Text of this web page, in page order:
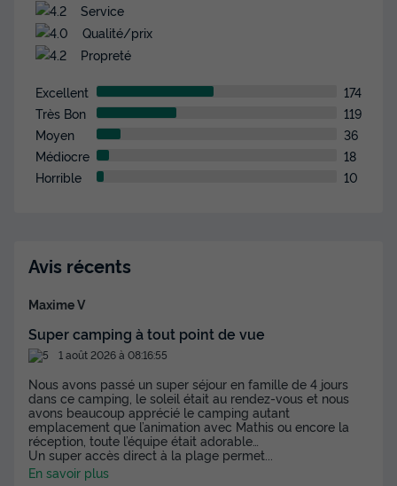
Service
Qualité/prix
Propreté
Excellent
174
Très Bon
119
Moyen
36
Médiocre
18
Horrible
10
Avis récents
Maxime V
Super camping à tout point de vue
1 août 2026 à 08:16:55
Nous avons passé un super séjour en famille de 4 jours
dans ce camping, le soleil était au rendez-vous et nous
avons beaucoup apprécié le camping autant
emplacement que l’animation avec Mathis ou encore la
réception, toute l’équipe était adorable…
Un super accès direct à la plage permet
En savoir plus